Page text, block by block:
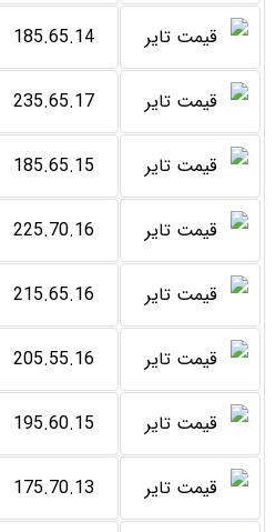
185.65.14
235.65.17
185.65.15
225.70.16
215.65.16
205.55.16
195.60.15
175.70.13